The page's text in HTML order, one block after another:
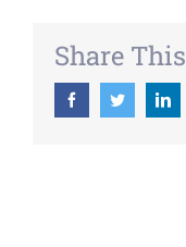
Share
FacebookTwitter